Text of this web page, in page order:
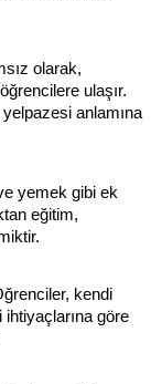
olarak,
ulaşır.
anlamına
yemek gibi ek
eğitim,
kendi
ihtiyaçlarına göre